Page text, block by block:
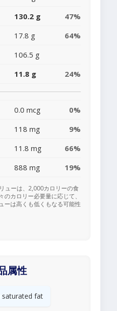
130.2 g
47%
17.8 g
64%
106.5 g
11.8 g 24%
0.0 mcg
0%
118 mg
9%
11.8 mg
66%
888 mg 19%
ューは、2,000カロリーの食
カロリー必要量に応じて、
ーは高くも低くもなる可能性
属性
saturated fat